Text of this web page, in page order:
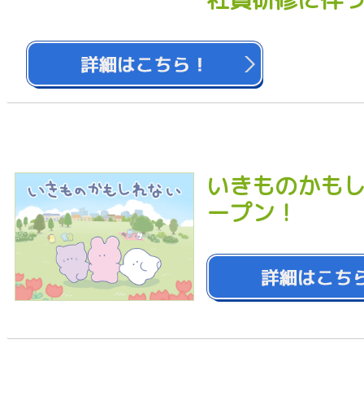
いきものかも
ープン！